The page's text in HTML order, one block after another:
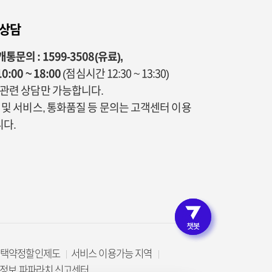
고객인증 없이 편리한 상
담
통문의 : 1599-3508(유료),
~ 18:00 (점심시간 12:30 ~ 13:30)
련 상담만 가능합니다.
및 서비스, 통화품질 등 문의는 고객센터 이용
다.
약정할인제도
서비스 이용가능 지역
보 파파라치 신고센터